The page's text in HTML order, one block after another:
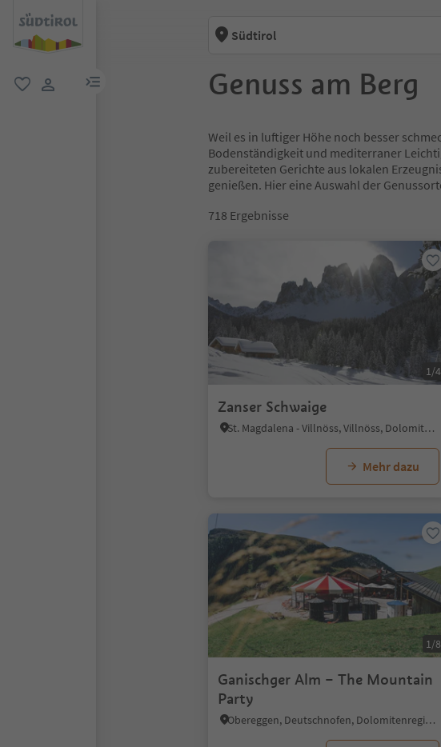
menu link
Südtirol
Genuss am Berg
Weil es in luftiger Höhe noch besser
Bodenständigkeit und mediterraner
zubereiteten Gerichte aus lokalen
genießen. Hier eine Auswahl der
718 Ergebnisse
1/4
Zanser Schwaige
St. Magdalena - Villnöss, Villnöss, Dolomitenregion Lüsen Villnöss
Mehr dazu
1/8
Ganischger Alm – The Mountain
Party
Obereggen, Deutschnofen, Dolomitenregion Eggental